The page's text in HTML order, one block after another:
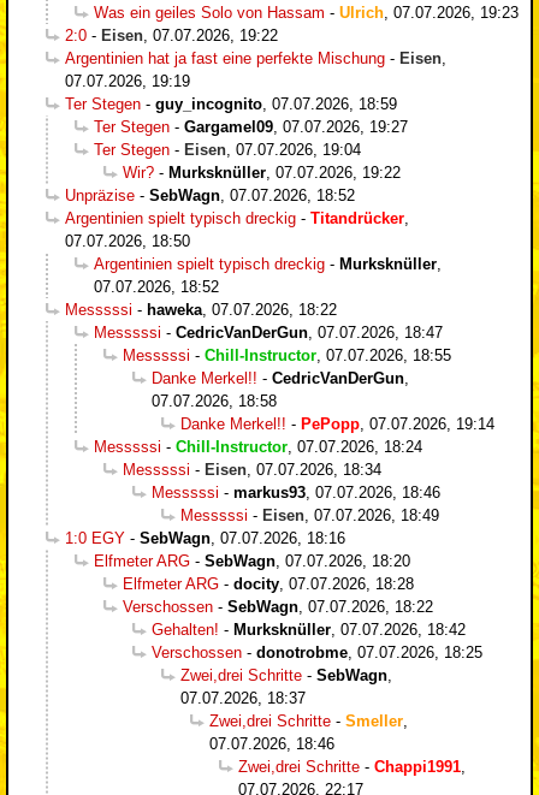
Was ein geiles Solo von Hassam - Ulrich 07.07.2026, 19:23
2:0 - Eisen 07.07.2026, 19:22
Argentinien hat ja fast eine perfekte Mischung - Eisen
07.07.2026, 19:19
Ter Stegen - guy_incognito 07.07.2026, 18:59
Ter Stegen - Gargamel09 07.07.2026, 19:27
Ter Stegen - Eisen 07.07.2026, 19:04
Wir? - Murksknüller 07.07.2026, 19:22
Unpräzise - SebWagn 07.07.2026, 18:52
Argentinien spielt typisch dreckig - Titandrücker
07.07.2026, 18:50
Argentinien spielt typisch dreckig - Murksknüller
07.07.2026, 18:52
Messsssi - haweka 07.07.2026, 18:22
Messsssi - CedricVanDerGun 07.07.2026, 18:47
Messsssi - Chill-Instructor 07.07.2026, 18:55
Danke Merkel!! - CedricVanDerGun
07.07.2026, 18:58
Danke Merkel!! - PePopp 07.07.2026, 19:14
Messsssi - Chill-Instructor 07.07.2026, 18:24
Messsssi - Eisen 07.07.2026, 18:34
Messsssi - markus93 07.07.2026, 18:46
Messsssi - Eisen 07.07.2026, 18:49
1:0 EGY - SebWagn 07.07.2026, 18:16
Elfmeter ARG - SebWagn 07.07.2026, 18:20
Elfmeter ARG - docity 07.07.2026, 18:28
Verschossen - SebWagn 07.07.2026, 18:22
Gehalten! - Murksknüller 07.07.2026, 18:42
Verschossen - donotrobme 07.07.2026, 18:25
Zwei,drei Schritte - SebWagn
07.07.2026, 18:37
Zwei,drei Schritte - Smeller
07.07.2026, 18:46
Zwei,drei Schritte - Chappi1991
07.07.2026, 22:17